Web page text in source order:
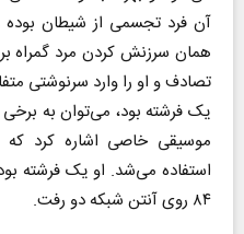
آن فرد تجسمی از شیطان بوده و
همان سرزنش کردن مرد گمراه
تصادف و او را وارد سرنوشتی
یک فرشته بود، می‌توان به
موسیقی خاصی اشاره کرد
استفاده می‌شد. او یک فرشته
۸۴ روی آنتن شبکه دو رفت.